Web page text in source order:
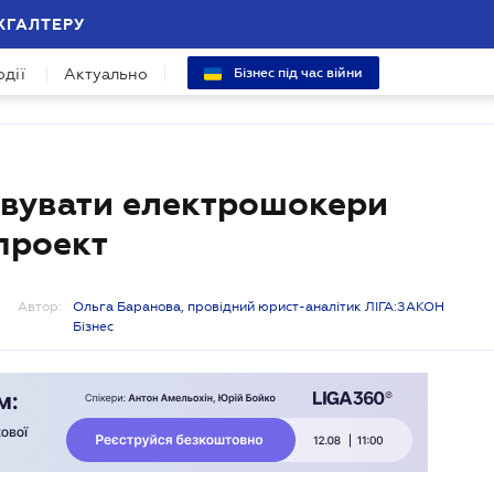
Актуально Бізнес під час війни
електрошокери
Автор:
Ольга Баранова, провідний юрист-аналітик ЛІГА:ЗАКОН
Бізнес